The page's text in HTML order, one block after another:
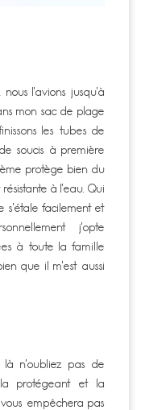
l’avions jusqu’à
mon sac de plage
les tubes de
soucis à première
protège bien du
à l’eau. Qui
s’étale facilement et
j’opte
à toute la famille
que il m’est aussi
n’oubliez pas de
protégeant et la
empêchera pas